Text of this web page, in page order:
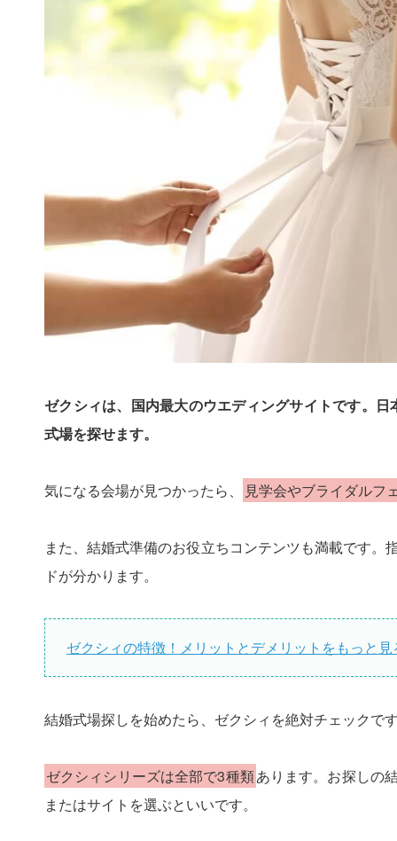
ゼクシィは、国内最大のウエディングサイトです。
式場を探せます。
気になる会場が見つかったら、 見学会やブライダルフ
また、結婚式準備のお役立ちコンテンツも満載です。
ドが分かります。
ゼクシィの特徴！メリットとデメリットをもっと見
結婚式場探しを始めたら、ゼクシィを絶対チェックで
ゼクシィシリーズは全部で3種類あります。お探しの
またはサイトを選ぶといいです。